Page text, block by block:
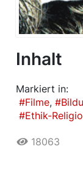
Inhalt
Markiert in:
Filme
Ethik-
18063